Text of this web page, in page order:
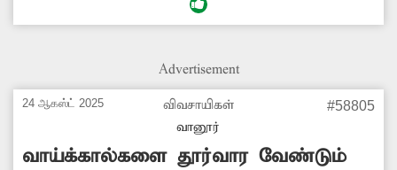
காயமடைந்து வருகின்றனர். எனவே
சம்பந்தப்பட்ட அதிகாரிகள் விரைந்து புதிய
வேண்டும்.
Advertisement
24 ஆகஸ்ட் 2025
விவசாயிகள்
வானூர்
#58805
வாய்க்கால்களை தூர்வார வேண்டும்